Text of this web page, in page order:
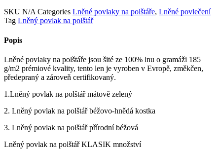
SKU N/ACategories Lněné povlaky na polštáře, Lněné povlečení
Tag Lněný povlak na polštář
Popis
Lněné povlaky na polštáře jsou šité ze 100% lnu o gramáži 185
g/m2 prémiové kvality, tento len je vyroben v Evropě, změkčen,
předepraný a zároveň certifikovaný.
1.Lněný povlak na polštář mátově zelený
2. Lněný povlak na polštář béžovo-hnědá kostka
3. Lněný povlak na polštář přírodní béžová
Lněný povlak na polštář KLASIK množství